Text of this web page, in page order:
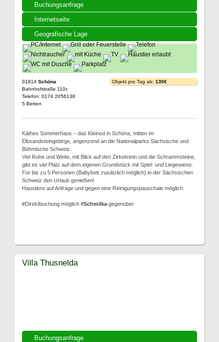
Buchungsanfrage
Internetseite
Geografische Lage
01814 Schöna
Bahnhofstraße 110c
Telefon: 0174 2056138
5 Betten
Objekt pro Tag ab: 130€
Käthes Sommerhaus – das Kleinod in Schöna, mitten im
Elbsandsteingebirge, angenzend an die Nationalparks Sächsische und
Böhmische Schweiz.
Viel Ruhe und Weite, mit Blick auf den Zirkelstein und die Schrammsteine,
gibt es viel Platz auf dem eigenen Grundstück mit Spiel- und Liegewiese.
Für bis zu 5 Personen (Babybett zusätzlich möglich) in der Sächsischen
Schweiz den Urlaub genießen!
Haustiere auf Anfrage und gegen eine Reinigungspauschale möglich.
#Direktbuchung möglich #Schmilka gegenüber
Buchungsanfrage
Villa Thusnelda